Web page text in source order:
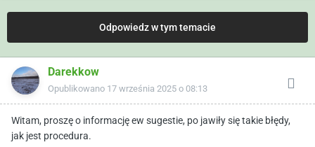
Odpowiedz w tym temacie
Darekkow
Opublikowano 17 września 2025 o 08:13
Witam, proszę o informację ew sugestie, po jawiły się takie błędy,
jak jest procedura.